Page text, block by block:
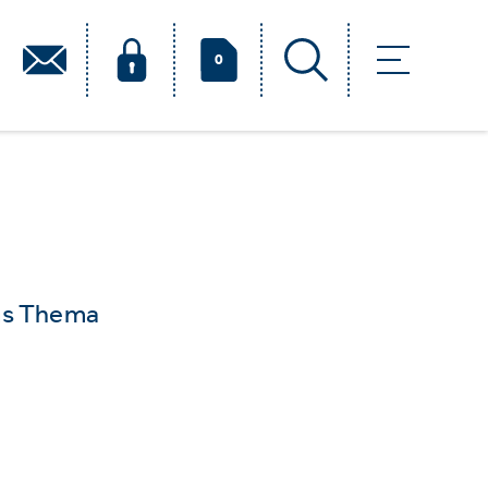
0
Thema